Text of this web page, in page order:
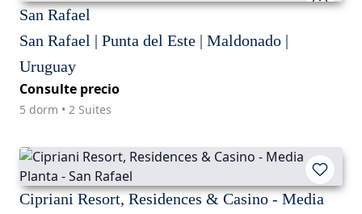
San Rafael
San Rafael | Punta del Este | Maldonado |
Uruguay
Consulte precio
5 dorm • 2 Suites
Cipriani Resort, Residences & Casino - Media